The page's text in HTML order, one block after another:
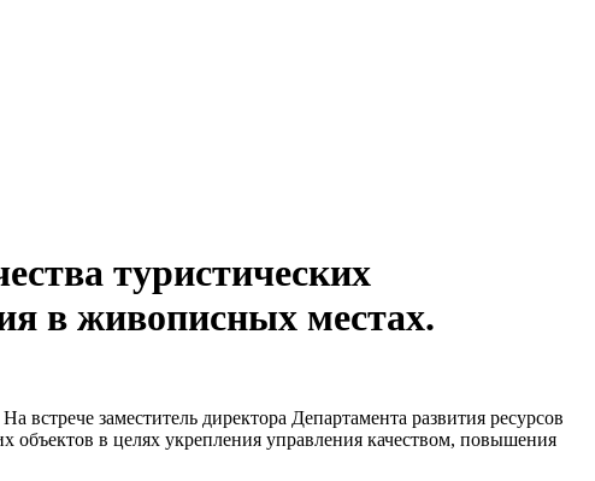
туристических
в живописных местах.
заместитель директора Департамента развития ресурсов
в целях укрепления управления качеством, повышения